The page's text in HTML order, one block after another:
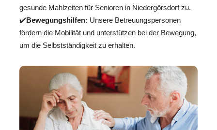
gesunde Mahlzeiten für Senioren in Niedergörsdorf zu.
✔️Bewegungshilfen: Unsere Betreuungspersonen
fördern die Mobilität und unterstützen bei der Bewegung,
um die Selbstständigkeit zu erhalten.